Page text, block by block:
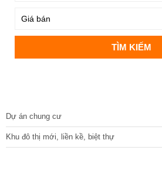
Dự án chung cư
Khu đô thị mới, liền kề, biệt thự